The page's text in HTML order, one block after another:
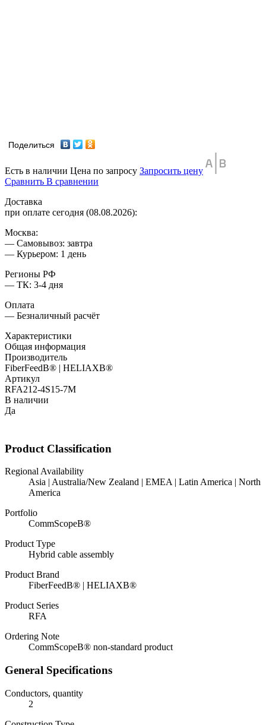
Поделиться
Есть в наличии Цена по запросу Запросить цену
Сравнить В сравнении
Доставка
при оплате сегодня (08.08.2026):
Москва:
— Самовывоз: завтра
— Курьером: 1 день
Регионы РФ
— ТК: 3-4 дня
Оплата
— Безналичный расчёт
Характеристики
Общая информация
Производитель
FiberFeedВ® | HELIAXВ®
Артикул
RFA212-4S15-7M
В наличии
Да
Product Classification
Regional Availability
Asia | Australia/New Zealand | EMEA | Latin America | North
America
Portfolio
CommScopeВ®
Product Type
Hybrid cable assembly
Product Brand
FiberFeedВ® | HELIAXВ®
Product Series
RFA
Ordering Note
CommScopeВ® non-standard product
General Specifications
Conductors, quantity
2